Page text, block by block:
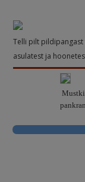
Telli pilt
asulatest ja